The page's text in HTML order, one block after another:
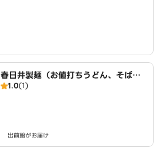
春日井製麺（お値打ちうどん、そば、
きしめん、中華そば）Kasugai Udon
1.0(1)
出前館がお届け